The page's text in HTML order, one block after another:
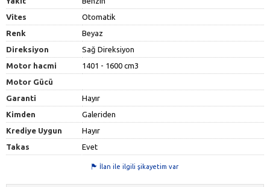
Vites
Otomatik
Renk
Beyaz
Direksiyon
Sağ Direksiyon
Motor hacmi
1401 - 1600 cm3
Motor Gücü
Garanti
Hayır
Kimden
Galeriden
Krediye Uygun
Hayır
Takas
Evet
İlan ile ilgili şikayetim var